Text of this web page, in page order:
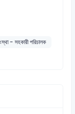
- সহকারী পরিচালক